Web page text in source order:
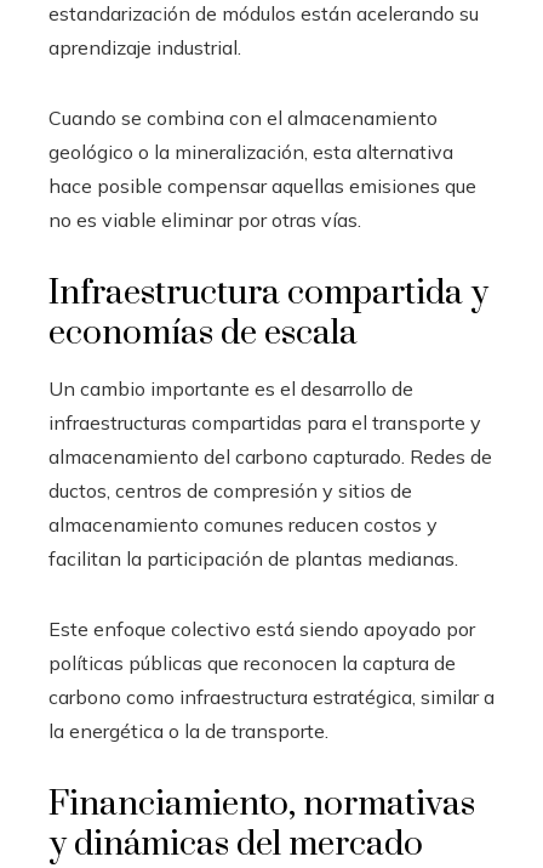
estandarización de módulos están acelerando su
aprendizaje industrial.
Cuando se combina con el almacenamiento
geológico o la mineralización, esta alternativa
hace posible compensar aquellas emisiones que
no es viable eliminar por otras vías.
Infraestructura compartida y
economías de escala
Un cambio importante es el desarrollo de
infraestructuras compartidas para el transporte y
almacenamiento del carbono capturado. Redes de
ductos, centros de compresión y sitios de
almacenamiento comunes reducen costos y
facilitan la participación de plantas medianas.
Este enfoque colectivo está siendo apoyado por
políticas públicas que reconocen la captura de
carbono como infraestructura estratégica, similar a
la energética o la de transporte.
Financiamiento, normativas
y dinámicas del mercado